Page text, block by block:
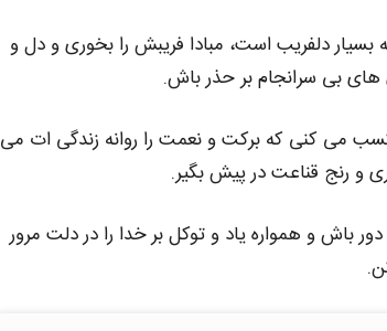
بسیار دلفریب است، مبادا فریبش را بخوری و دل و
های بی سرانجام بر حذر باش.
می کنی که برکت و نعمت را روانه زندگی ات می
و رنج قناعت در پیش بگیر.
باش و همواره یاد و توکل بر خدا را در دلت مرور